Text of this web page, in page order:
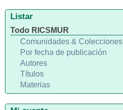
Listar
Todo RICSMUR
Comunidades & Colecciones
Por fecha de publicación
Autores
Títulos
Materias